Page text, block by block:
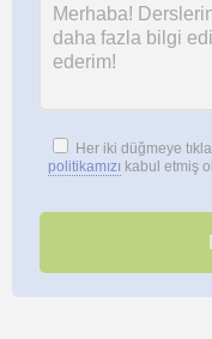
Her iki düğmeye
politikamızı kabul etmiş